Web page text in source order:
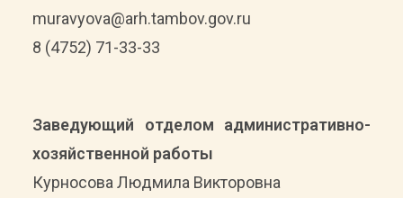
muravyova@arh.tambov.gov.ru
8 (4752) 71-33-33
Заведующий отделом административно-
хозяйственной работы
Курносова Людмила Викторовна